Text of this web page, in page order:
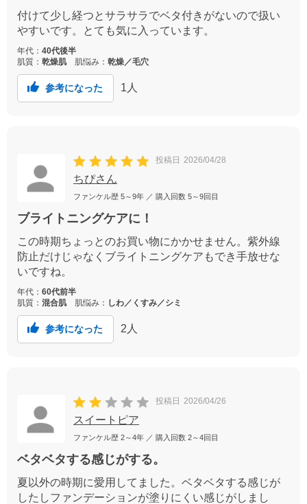
付けて少し経つとサラサラでベタ付きがないので扱い
やすいです。とても気に入っています。
年代： 40代後半
肌質： 乾燥肌 肌悩み： 乾燥／毛穴
参考になった 1 人
投稿日 2026/04/28
ちぴさん
ファンケル歴 5～9年 ／ 購入回数 5～9回目
ブライトニングケアに！
この時期ちょっとのお買い物にかかせません。紫外線
防止だけじゃなくブライトニングケアもでき手放せな
いですね。
年代： 60代前半
肌質： 混合肌 肌悩み： しわ／くすみ／シミ
参考になった 2 人
投稿日 2026/04/26
スイートピア
ファンケル歴 2～4年 ／ 購入回数 2～4回目
ベタベタする感じがする。
夏以外の時期に愛用してました。ベタベタする感じが
したしファンデーションが塗りにくい感じがしまし